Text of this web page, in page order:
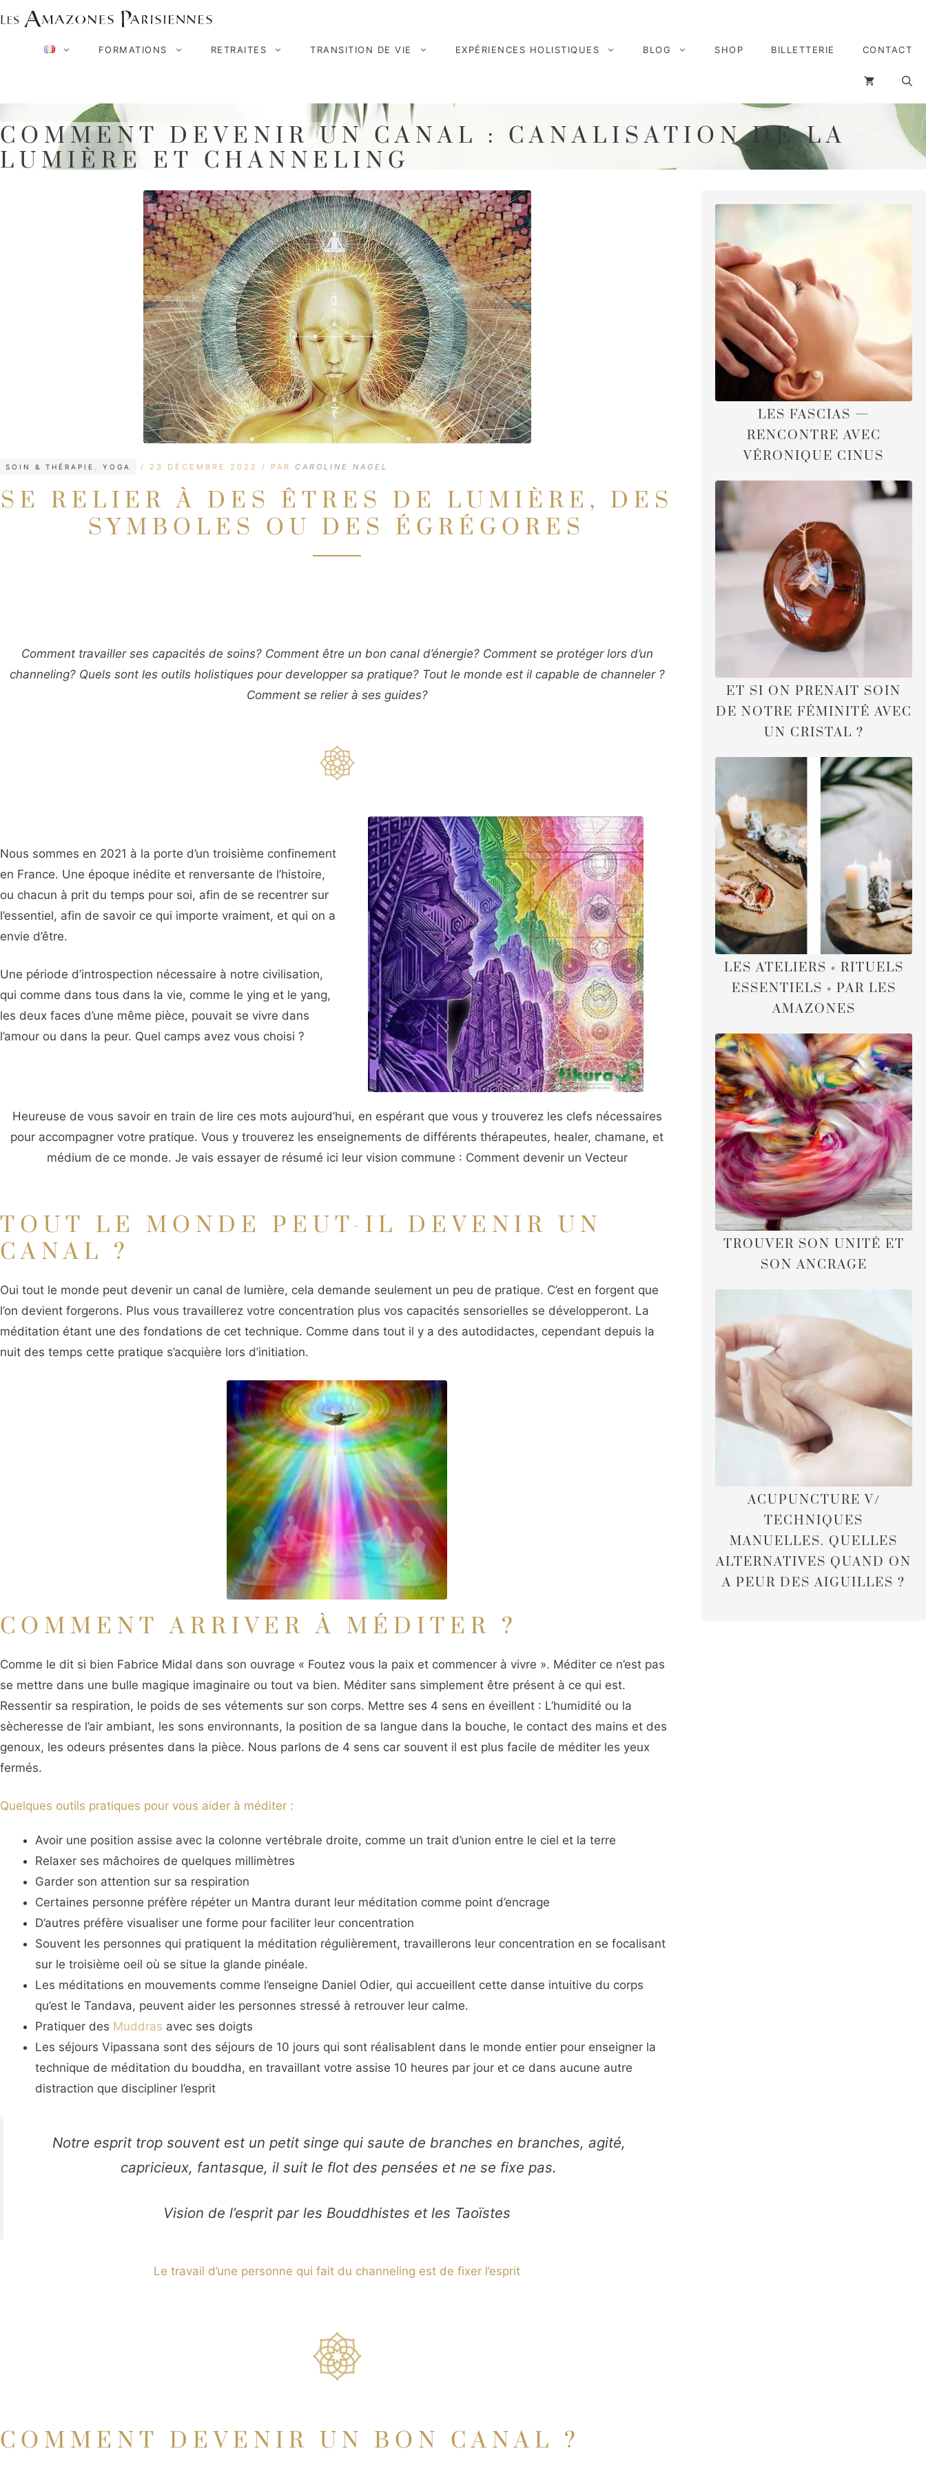
Aller
FORMATIONS RETRAITES TRANSITION DE VIE EXPÉRIENCES HOLISTIQUES BLOG SHOP BILLETTERIE CONTACT
COMMENT DEVENIR UN CANAL : CANALISATION DE LA
LUMIÈRE ET CHANNELING
SOIN & THÉRAPIE
YOGA
ÉTIQUETTES
23 DÉCEMBRE 2022 PAR CAROLINE NAGEL
SE RELIER À DES ÊTRES DE LUMIÈRE, DES
SYMBOLES OU DES ÉGRÉGORES
Comment travailler ses capacités de soins? Comment être un bon canal d’énergie? Comment se protéger lors d’un
channeling? Quels sont les outils holistiques pour developper sa pratique? Tout le monde est il capable de channeler ?
Comment se relier à ses guides?
Nous sommes en 2021 à la porte d’un troisième confinement
en France. Une époque inédite et renversante de l’histoire,
ou chacun à prit du temps pour soi, afin de se recentrer sur
l’essentiel, afin de savoir ce qui importe vraiment, et qui on a
envie d’être.
Une période d’introspection nécessaire à notre civilisation,
qui comme dans tous dans la vie, comme le ying et le yang,
les deux faces d’une même pièce, pouvait se vivre dans
l’amour ou dans la peur. Quel camps avez vous choisi ?
Heureuse de vous savoir en train de lire ces mots aujourd’hui, en espérant que vous y trouverez les clefs nécessaires
pour accompagner votre pratique. Vous y trouverez les enseignements de différents thérapeutes, healer, chamane, et
médium de ce monde. Je vais essayer de résumé ici leur vision commune : Comment devenir un Vecteur
TOUT LE MONDE PEUT-IL DEVENIR UN
CANAL ?
Oui tout le monde peut devenir un canal de lumière, cela demande seulement un peu de pratique. C’est en forgent que
l’on devient forgerons. Plus vous travaillerez votre concentration plus vos capacités sensorielles se développeront. La
méditation étant une des fondations de cet technique. Comme dans tout il y a des autodidactes, cependant depuis la
nuit des temps cette pratique s’acquière lors d’initiation.
COMMENT ARRIVER À MÉDITER ?
Comme le dit si bien Fabrice Midal dans son ouvrage « Foutez vous la paix et commencer à vivre ». Méditer ce n’est pas
se mettre dans une bulle magique imaginaire ou tout va bien. Méditer sans simplement être présent à ce qui est.
Ressentir sa respiration, le poids de ses vétements sur son corps. Mettre ses 4 sens en éveillent : L’humidité ou la
sècheresse de l’air ambiant, les sons environnants, la position de sa langue dans la bouche, le contact des mains et des
genoux, les odeurs présentes dans la pièce. Nous parlons de 4 sens car souvent il est plus facile de méditer les yeux
fermés.
Quelques outils pratiques pour vous aider à méditer :
Avoir une position assise avec la colonne vertébrale droite, comme un trait d’union entre le ciel et la terre
Relaxer ses mâchoires de quelques millimètres
Garder son attention sur sa respiration
Certaines personne préfère répéter un Mantra durant leur méditation comme point d’encrage
D’autres préfère visualiser une forme pour faciliter leur concentration
Souvent les personnes qui pratiquent la méditation régulièrement, travaillerons leur concentration en se focalisant
sur le troisième oeil où se situe la glande pinéale.
Les méditations en mouvements comme l’enseigne Daniel Odier, qui accueillent cette danse intuitive du corps
qu’est le Tandava, peuvent aider les personnes stressé à retrouver leur calme.
Pratiquer des Muddras avec ses doigts
Les séjours Vipassana sont des séjours de 10 jours qui sont réalisablent dans le monde entier pour enseigner la
technique de méditation du bouddha, en travaillant votre assise 10 heures par jour et ce dans aucune autre
distraction que discipliner l’esprit
Notre esprit trop souvent est un petit singe qui saute de branches en branches, agité,
capricieux, fantasque, il suit le flot des pensées et ne se fixe pas.
Vision de l’esprit par les Bouddhistes et les Taoïstes
Le travail d’une personne qui fait du channeling est de fixer l’esprit
COMMENT DEVENIR UN BON CANAL ?
LES FASCIAS —
RENCONTRE AVEC
VÉRONIQUE CINUS
ET SI ON PRENAIT SOIN
DE NOTRE FÉMINITÉ AVEC
UN CRISTAL ?
LES ATELIERS « RITUELS
ESSENTIELS » PAR LES
AMAZONES
TROUVER SON UNITÉ ET
SON ANCRAGE
ACUPUNCTURE V/
TECHNIQUES
MANUELLES. QUELLES
ALTERNATIVES QUAND ON
A PEUR DES AIGUILLES ?